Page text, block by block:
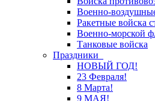
Военно-
Ракетные войска
Военно-морской
Танковые войска
Праздники
НОВЫЙ ГОД!
23 Февраля!
8 Марта!
9 МАЯ!